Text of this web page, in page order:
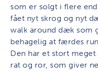
som er solgt i flere
fået nyt skrog og nyt
walk around dæk som
behagelig at færdes
Den har et stort
rat og ror, som giver